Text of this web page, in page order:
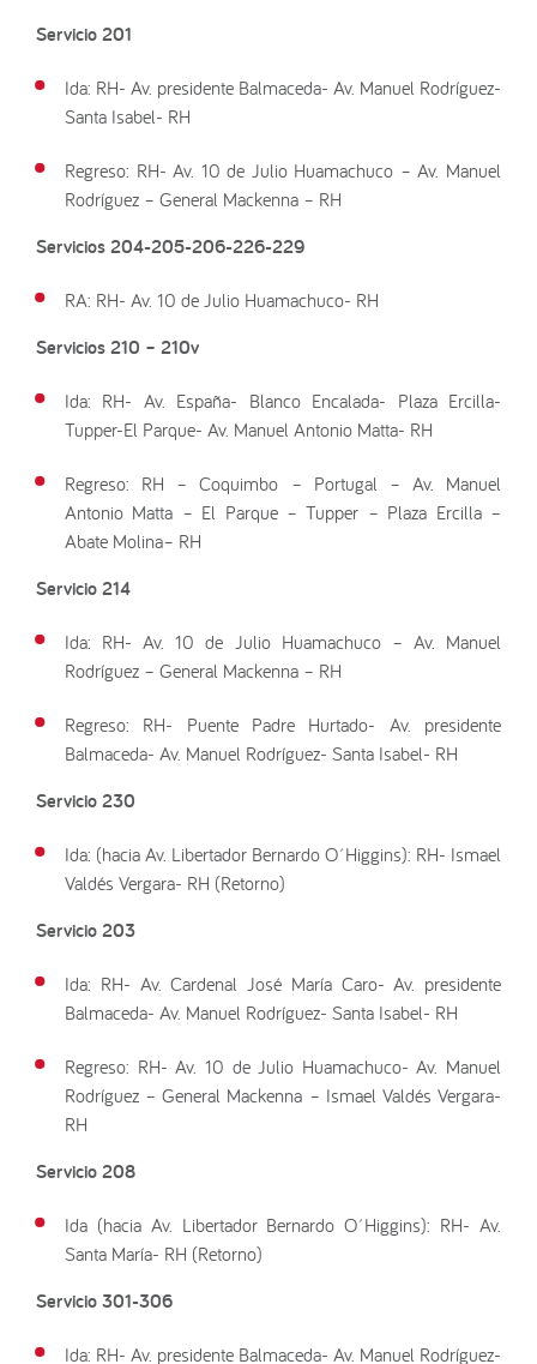
Servicio 201
Ida: RH- Av. presidente Balmaceda- Av. Manuel Rodríguez-
Santa Isabel- RH
Regreso: RH- Av. 10 de Julio Huamachuco – Av. Manuel
Rodríguez – General Mackenna – RH
Servicios 204-205-206-226-229
RA: RH- Av. 10 de Julio Huamachuco- RH
Servicios 210 – 210v
Ida: RH- Av. España- Blanco Encalada- Plaza Ercilla-
Tupper-El Parque- Av. Manuel Antonio Matta- RH
Regreso: RH – Coquimbo – Portugal – Av. Manuel
Antonio Matta – El Parque – Tupper – Plaza Ercilla –
Abate Molina– RH
Servicio 214
Ida: RH- Av. 10 de Julio Huamachuco – Av. Manuel
Rodríguez – General Mackenna – RH
Regreso: RH- Puente Padre Hurtado- Av. presidente
Balmaceda- Av. Manuel Rodríguez- Santa Isabel- RH
Servicio 230
Ida: (hacia Av. Libertador Bernardo O´Higgins): RH- Ismael
Valdés Vergara- RH (Retorno)
Servicio 203
Ida: RH- Av. Cardenal José María Caro- Av. presidente
Balmaceda- Av. Manuel Rodríguez- Santa Isabel- RH
Regreso: RH- Av. 10 de Julio Huamachuco- Av. Manuel
Rodríguez – General Mackenna – Ismael Valdés Vergara-
RH
Servicio 208
Ida (hacia Av. Libertador Bernardo O´Higgins): RH- Av.
Santa María- RH (Retorno)
Servicio 301-306
Ida: RH- Av. presidente Balmaceda- Av. Manuel Rodríguez-